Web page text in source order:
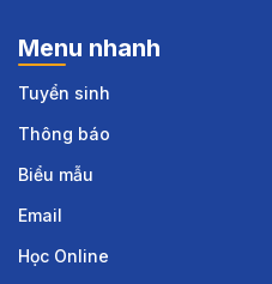
Menu nhanh
Tuyển sinh
Thông báo
Biểu mẫu
Email
Học Online